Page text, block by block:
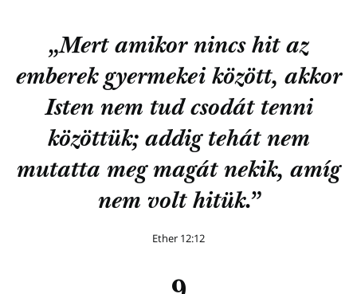
„Mert amikor nincs hit az
emberek gyermekei között, akkor
Isten nem tud csodát tenni
közöttük; addig tehát nem
mutatta meg magát nekik, amíg
nem volt hitük.”
Ether 12:12